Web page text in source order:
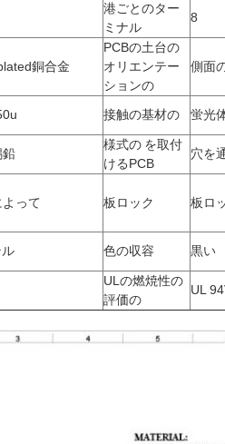
港ごとのター
ミナル
8
銅合金
PCBの土台の
オリエンテー
ションの
側面
接触の基材の 蛍光
鉛
様式の を取付
けるPCB
穴を
って 板ロック 板ロ
色の収容 黒い
ULの燃焼性の
評価の
UL